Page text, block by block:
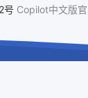
号 Copilot中文版